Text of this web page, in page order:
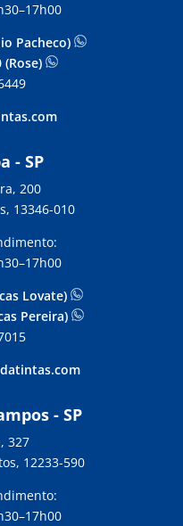
Pacheco)
(Rose)
- SP
200
13346-010
Lovate)
Pereira)
- SP
327
12233-590